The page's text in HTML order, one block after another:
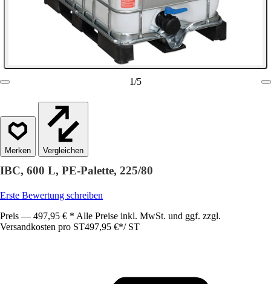
1/5
Vergleichen
IBC, 600 L, PE-Palette, 225/80
Erste Bewertung schreiben
Preis — 497,95 € * Alle Preise inkl. MwSt. und ggf. zzgl.
Versandkosten pro ST497,95 €*/ ST